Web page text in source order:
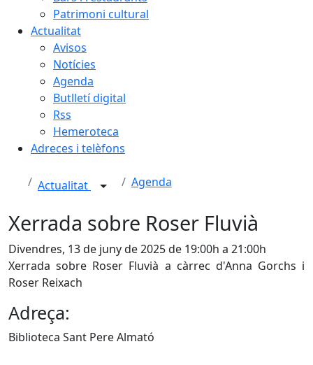
Patrimoni cultural
Actualitat
Avisos
Notícies
Agenda
Butlletí digital
Rss
Hemeroteca
Adreces i telèfons
Actualitat Agenda
Xerrada sobre Roser Fluvià
Divendres, 13 de juny de 2025 de 19:00h a 21:00h
Xerrada sobre Roser Fluvià a càrrec d'Anna Gorchs i
Roser Reixach
Adreça:
Biblioteca Sant Pere Almató